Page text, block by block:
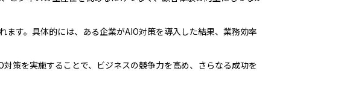
す。具体的には、ある企業がAIO対策を導入した結果、業務効率
策を実施することで、ビジネスの競争力を高め、さらなる成功を